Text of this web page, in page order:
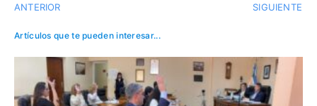
ANTERIOR SIGUIENTE
Artículos que te pueden interesar...